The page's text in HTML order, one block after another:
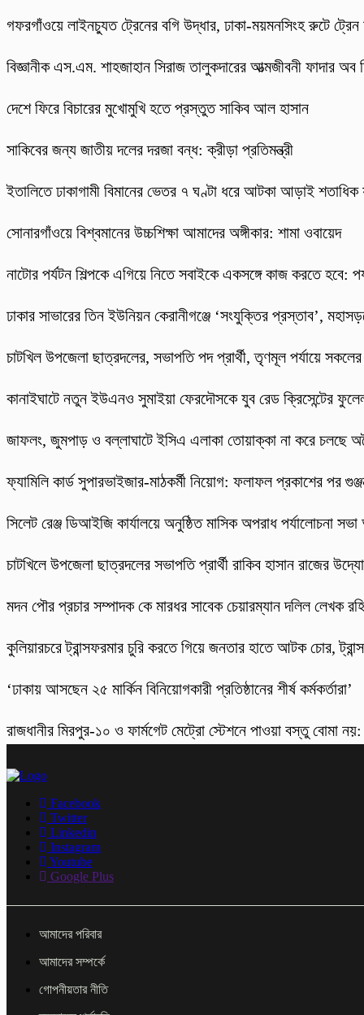
গফরগাঁওয়ে লাইনচ্যুত ট্রেনের বগি উদ্ধার, ঢাকা-ময়মনসিংহ রুটে ট্রেন
বিজ্ঞানীক এস.এম. শাহজাহান সিরাজ তালুকদারের আত্মজীবনী ফাদার
দেশে ফিরে বিচারের মুখোমুখি হতে প্রস্তুত সাকিব আল হাসান
সাকিবের জন্য জাতীয় দলের দরজা বন্ধ: ক্রীড়া প্রতিমন্ত্রী
ইতালিতে ঢাকাগামী বিমানের ভেতর ৭ ঘণ্টা ধরে আটকা আড়াই শতাধিক
সোনারগাঁওয়ে বিশ্বমানের উচ্চশিক্ষা আমাদের অঙ্গীকার: শামা ওবায়েদ
নাটোর পর্যটন শিল্পকে এগিয়ে নিতে সবাইকে একসঙ্গে কাজ করতে হবে:
ঢাকার সাভারের তিন ইউনিয়ন কেরানীগঞ্জে ‘সংযুক্তির প্রস্তাব’,
চাটখিল উপজেলা ছাত্রদলের, সভাপতি পদ প্রার্থী, তৃণমূল পর্যায়ে
কানাইঘাটে নতুন ইউএনও সুমাইয়া ফেরদৌসকে যুব রেড ক্রিসেন্টের
​জাফলং, জুমপাড় ও বল্লাঘাটে ইসিএ এলাকা তোয়াক্কা না করে চলছে
ফ্যামিলি কার্ড সুপারভাইজার-মাঠকর্মী নিয়োগ: ফলাফল প্রকাশের পর
‎সিলেট রেঞ্জ ডিআইজি কার্যালয়ে অনুষ্ঠিত মাসিক অপরাধ পর্যালোচনা সভা
চাটখিলে উপজেলা ছাত্রদলের সভাপতি প্রার্থী রাকিব হাসান রাজের
মদন পৌর প্রচার সম্পাদক কে মারধর সাবেক চেয়ারম্যান দলিল লেখক
কুলিয়ারচরে ট্রান্সফরমার চুরি করতে গিয়ে জনতার হাতে আটক চোর,
‘ঢাকায় আসছেন ২৫ মার্কিন বিনিয়োগকারী প্রতিষ্ঠানের শীর্ষ কর্মকর্তারা’
রাজধানীর মিরপুর-১০ ও ফার্মগেট মেট্রো স্টেশনে পাওয়া বস্তু বোমা
Facebook
Twitter
Linkedin
Instagram
Youtube
Google Plus
আমাদের পরিবার
আমাদের সম্পর্কে
গোপনীয়তার নীতি